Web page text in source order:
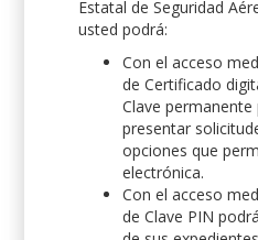
Estatal de Seguridad
usted podrá:
Con el acceso
de Certificado
Clave
presentar
opciones que
electrónica.
Con el acceso
de Clave PIN